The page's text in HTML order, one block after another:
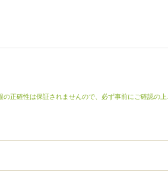
正確性は保証されませんので、必ず事前にご確認の上